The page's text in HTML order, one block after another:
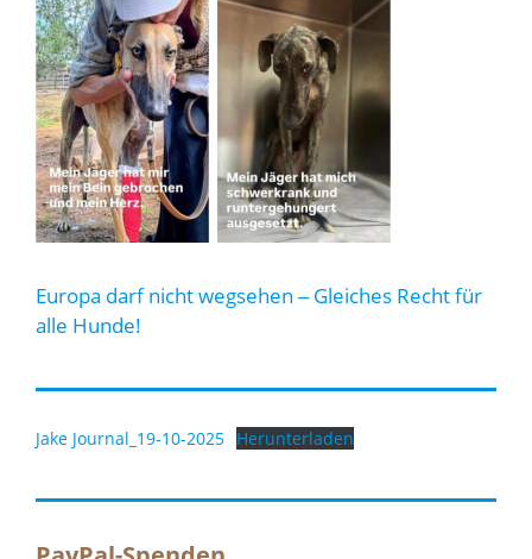
Europa darf nicht wegsehen ‒ Gleiches Recht für
alle Hunde!
Jake Journal_19-10-2025 Herunterladen